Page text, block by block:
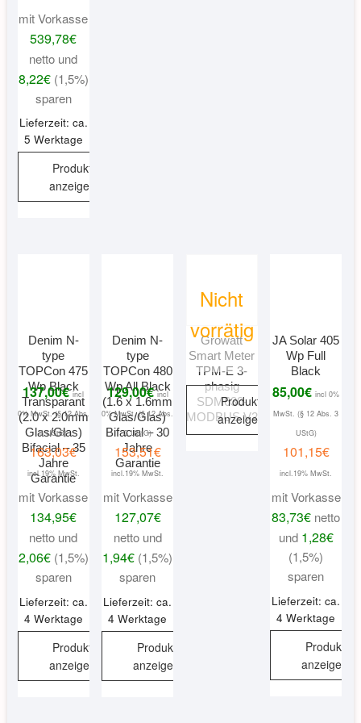
mit Vorkasse
539,78€
netto und
8,22€(1,5%)
sparen
Lieferzeit: ca.
5 Werktage
Produkt
anzeigen
Denim N-
type
TOPCon 475
Wp Black
Transparant
(2.0 x 2.0mm
Glas/Glas)
Bifacial – 35
Jahre
Garantie
137,00€ incl
0% MwSt. (§ 12 Abs.
3 UStG)
163,03€
incl.19% MwSt.
mit Vorkasse
134,95€
netto und
2,06€(1,5%)
sparen
Lieferzeit: ca.
4 Werktage
Produkt
anzeigen
Denim N-
type
TOPCon 480
Wp All Black
(1.6 x 1.6mm
Glas/Glas)
Bifacial – 30
Jahre
Garantie
129,00€ incl
0% MwSt. (§ 12 Abs.
3 UStG)
153,51€
incl.19% MwSt.
mit Vorkasse
127,07€
netto und
1,94€ (1,5%)
sparen
Lieferzeit: ca.
4 Werktage
Produkt
anzeigen
Growatt
Smart Meter
TPM-E 3-
phasig
SDM630-
MODBUS V2
Produkt
anzeigen
Nicht
vorrätig
JA Solar 405
Wp Full
Black
85,00€ incl 0%
MwSt. (§ 12 Abs. 3
UStG)
101,15€
incl.19% MwSt.
mit Vorkasse
83,73€ netto
und 1,28€
(1,5%)
sparen
Lieferzeit: ca.
4 Werktage
Produkt
anzeigen